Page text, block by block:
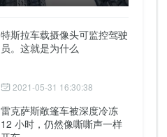
特斯拉车载摄像头可监控驾驶
员。这就是为什么
2021-05-31 16:30:38
雷克萨斯敞篷车被深度冷冻
12 小时，仍然像嘶嘶声一样